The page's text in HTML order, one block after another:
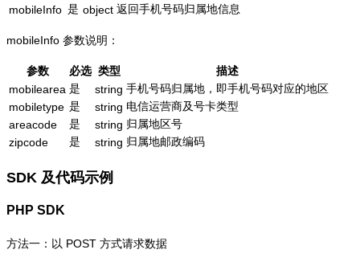
mobileInfo 是 object 返回手机号码归属地信息
mobileInfo 参数说明：
参数 必选 类型
描述
mobilearea 是 string 手机号码归属地，即手机号码对应的地区
mobiletype 是 string 电信运营商及号卡类型
areacode
是 string 归属地区号
zipcode
是 string 归属地邮政编码
SDK 及代码示例
PHP SDK
方法一：以 POST 方式请求数据